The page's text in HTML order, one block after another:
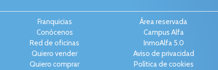
Franquicias
Conócenos
Red de oficinas
Quiero vender
Quiero comprar
Área reservada
Campus Alfa
InmoAlfa 5.0
Aviso de privacidad
Política de cookies